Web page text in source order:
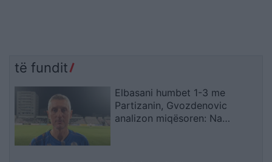
të fundit
Elbasani humbet 1-3 me
Partizanin, Gvozdenovic
analizon miqësoren: Na